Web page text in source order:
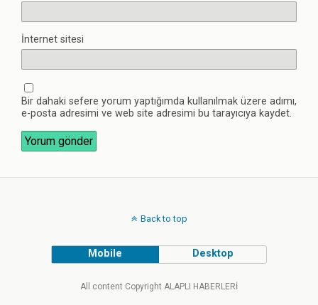
İnternet sitesi
Bir dahaki sefere yorum yaptığımda kullanılmak üzere adımı,
e-posta adresimi ve web site adresimi bu tarayıcıya kaydet.
Back to top
Mobile Desktop
All content Copyright ALAPLI HABERLERİ